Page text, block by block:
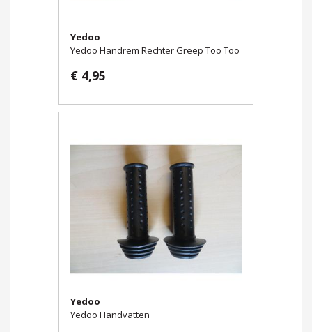
Yedoo
Yedoo Handrem Rechter Greep Too Too
€ 4,95
Yedoo
Yedoo Handvatten